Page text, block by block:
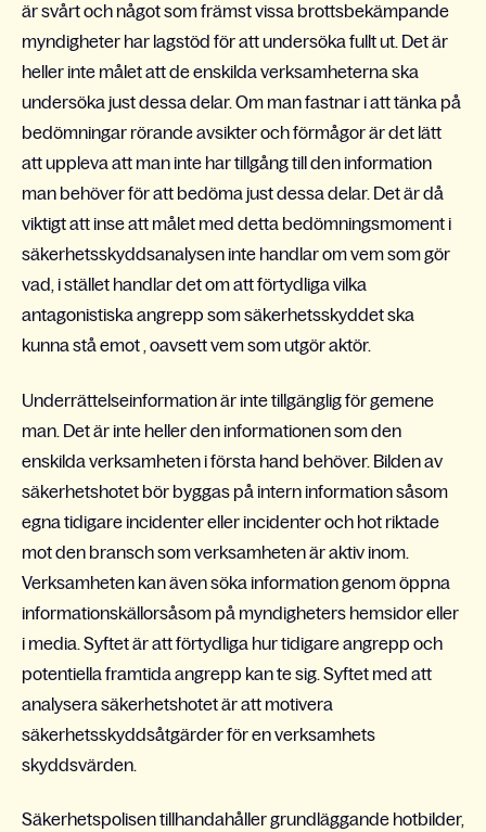
är svårt och något som främst vissa brottsbekämpande
myndigheter har lagstöd för att undersöka fullt ut. Det är
heller inte målet att de enskilda verksamheterna ska
undersöka just dessa delar. Om man fastnar i att tänka på
bedömningar rörande avsikter och förmågor är det lätt
att uppleva att man inte har tillgång till den information
man behöver för att bedöma just dessa delar. Det är då
viktigt att inse att målet med detta bedömningsmoment i
säkerhetsskyddsanalysen inte handlar om vem som gör
vad, i stället handlar det om att förtydliga vilka
antagonistiska angrepp som säkerhetsskyddet ska
kunna stå emot , oavsett vem som utgör aktör.
Underrättelseinformation är inte tillgänglig för gemene
man. Det är inte heller den informationen som den
enskilda verksamheten i första hand behöver. Bilden av
säkerhetshotet bör byggas på intern information såsom
egna tidigare incidenter eller incidenter och hot riktade
mot den bransch som verksamheten är aktiv inom.
Verksamheten kan även söka information genom öppna
informationskällorsåsom på myndigheters hemsidor eller
i media. Syftet är att förtydliga hur tidigare angrepp och
potentiella framtida angrepp kan te sig. Syftet med att
analysera säkerhetshotet är att motivera
säkerhetsskyddsåtgärder för en verksamhets
skyddsvärden.
Säkerhetspolisen tillhandahåller grundläggande hotbilder,